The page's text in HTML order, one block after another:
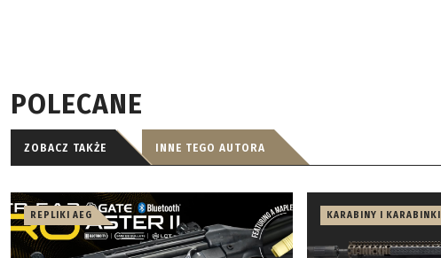
POLECANE
ZOBACZ TAKŻE INNE TEGO AUTORA
REPLIKI AEG KARABINY I KARABINKI